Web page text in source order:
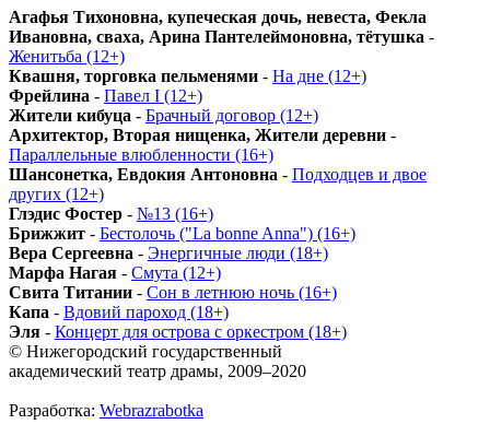
Агафья Тихоновна, купеческая дочь, невеста, Фекла
Ивановна, сваха, Арина Пантелеймоновна, тётушка -
Женитьба (12+)
Квашня, торговка пельменями - На дне (12+)
Фрейлина - Павел I (12+)
Жители кибуца - Брачный договор (12+)
Архитектор, Вторая нищенка, Жители деревни -
Параллельные влюбленности (16+)
Шансонетка, Евдокия Антоновна - Подходцев и двое
других (12+)
Глэдис Фостер - №13 (16+)
Брижжит - Бестолочь ("La bonne Anna") (16+)
Вера Сергеевна - Энергичные люди (18+)
Марфа Нагая - Смута (12+)
Свита Титании - Сон в летнюю ночь (16+)
Капа - Вдовий пароход (18+)
Эля - Концерт для острова с оркестром (18+)
© Нижегородский государственный
академический театр драмы, 2009–2020
Разработка: Webrazrabotka